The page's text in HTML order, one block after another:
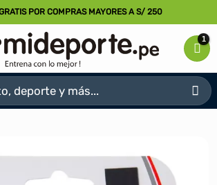
POR COMPRAS MAYORES A S/ 250